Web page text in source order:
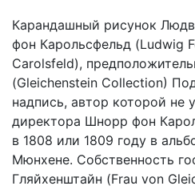
Карандашный рисунок
фон Карольсфельд (Ludwig
Carolsfeld),
(Gleichenstein Collection)
надпись, автор которой не
директора Шнорр фон
в 1808 или 1809 году в
Мюнхене. Собственность
Гляйхенштайн (Frau von